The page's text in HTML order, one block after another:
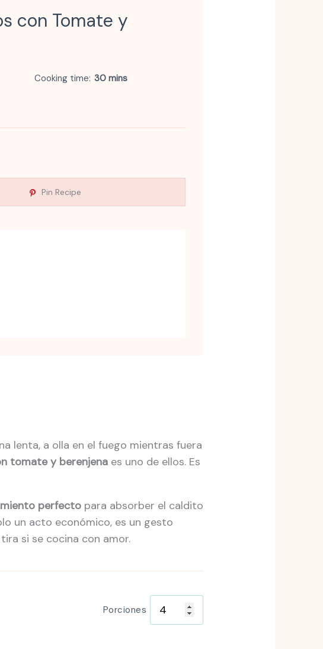
con Tomate y
Cooking time 30 mins
Pin Recipe
lenta, a olla en el fuego mientras fuera
tomate y berenjenaes uno de ellos. Es
perfectopara absorber el caldito
un acto económico, es un gesto
si se cocina con amor.
Porciones